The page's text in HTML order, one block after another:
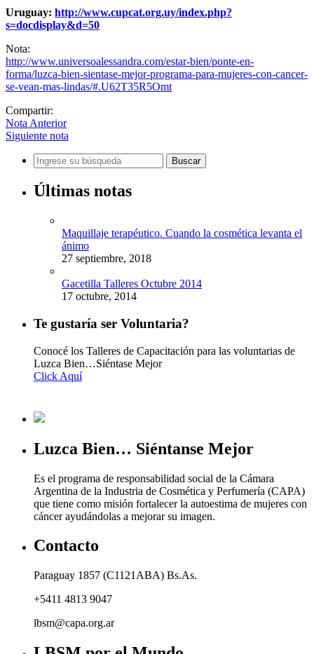
Uruguay: http://www.cupcat.org.uy/index.php?
s=docdisplay&d=50
Nota:
http://www.universoalessandra.com/estar-bien/ponte-en-
forma/luzca-bien-sientase-mejor-programa-para-mujeres-con-cancer-
se-vean-mas-lindas/#.U62T35R5Omt
Compartir:
Nota Anterior
Siguiente nota
Últimas notas
Maquillaje terapéutico. Cuando la cosmética levanta el
ánimo
27 septiembre, 2018
Gacetilla Talleres Octubre 2014
17 octubre, 2014
Te gustaría ser Voluntaria?
Conocé los Talleres de Capacitación para las voluntarias de
Luzca Bien…Siéntase Mejor
Click Aquí
Luzca Bien… Siéntanse Mejor
Es el programa de responsabilidad social de la Cámara
Argentina de la Industria de Cosmética y Perfumería (CAPA)
que tiene como misión fortalecer la autoestima de mujeres con
cáncer ayudándolas a mejorar su imagen.
Contacto
Paraguay 1857 (C1121ABA) Bs.As.
+5411 4813 9047
lbsm@capa.org.ar